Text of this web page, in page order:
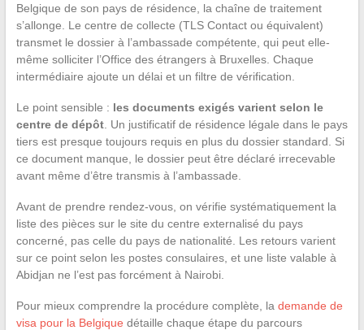
Belgique de son pays de résidence, la chaîne de traitement
s’allonge. Le centre de collecte (TLS Contact ou équivalent)
transmet le dossier à l’ambassade compétente, qui peut elle-
même solliciter l’Office des étrangers à Bruxelles. Chaque
intermédiaire ajoute un délai et un filtre de vérification.
Le point sensible : les documents exigés varient selon le
centre de dépôt. Un justificatif de résidence légale dans le pays
tiers est presque toujours requis en plus du dossier standard. Si
ce document manque, le dossier peut être déclaré irrecevable
avant même d’être transmis à l’ambassade.
Avant de prendre rendez-vous, on vérifie systématiquement la
liste des pièces sur le site du centre externalisé du pays
concerné, pas celle du pays de nationalité. Les retours varient
sur ce point selon les postes consulaires, et une liste valable à
Abidjan ne l’est pas forcément à Nairobi.
Pour mieux comprendre la procédure complète, la demande de
visa pour la Belgique détaille chaque étape du parcours